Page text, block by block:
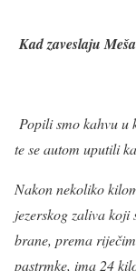
Kad zaveslaju
Popili smo kahvu u
te se autom uputili
Nakon nekoliko
jezerskog zaliva koji
brane, prema
pastrmke, ima 24